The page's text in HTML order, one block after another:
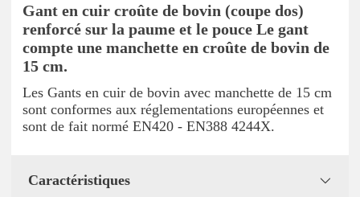
Gant en cuir croûte de bovin (coupe dos)
renforcé sur la paume et le pouce Le gant
compte une manchette en croûte de bovin de
15 cm.
Les Gants en cuir de bovin avec manchette de 15 cm
sont conformes aux réglementations européennes et
sont de fait normé EN420 - EN388 4244X.
Caractéristiques